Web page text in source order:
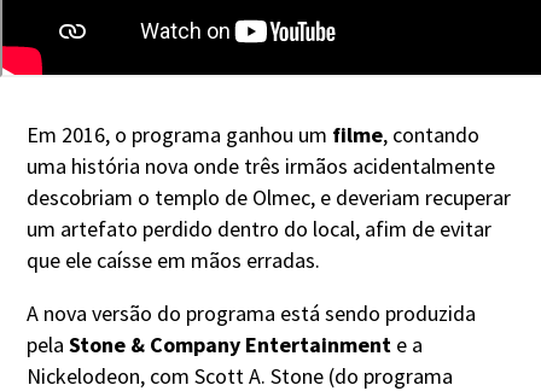
Em 2016, o programa ganhou um filme, contando
uma história nova onde três irmãos acidentalmente
descobriam o templo de Olmec, e deveriam recuperar
um artefato perdido dentro do local, afim de evitar
que ele caísse em mãos erradas.
A nova versão do programa está sendo produzida
pelaStone & Company Entertainment e a
Nickelodeon, com Scott A. Stone (do programa